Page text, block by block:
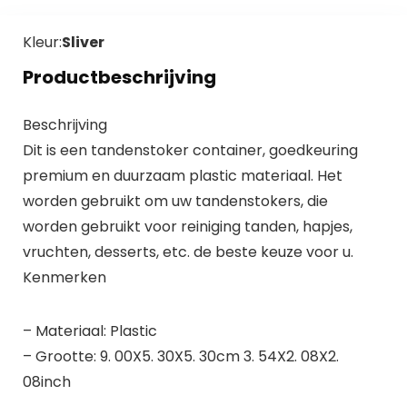
Kleur:Sliver
Productbeschrijving
Beschrijving
Dit is een tandenstoker container, goedkeuring
premium en duurzaam plastic materiaal. Het
worden gebruikt om uw tandenstokers, die
worden gebruikt voor reiniging tanden, hapjes,
vruchten, desserts, etc. de beste keuze voor u.
Kenmerken
– Materiaal: Plastic
– Grootte: 9. 00X5. 30X5. 30cm 3. 54X2. 08X2.
08inch